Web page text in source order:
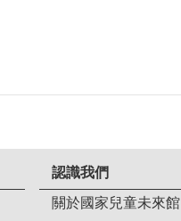
認識我們
關於國家兒童未來館